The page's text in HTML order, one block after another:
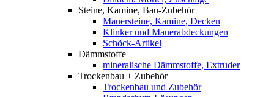
Steine, Kamine, Bau-Zubehör
Mauersteine, Kamine, Decken
Klinker und Mauerabdeckungen
Schöck-Artikel
Dämmstoffe
mineralische Dämmstoffe, Extruder
Trockenbau + Zubehör
Trockenbau und Zubehör